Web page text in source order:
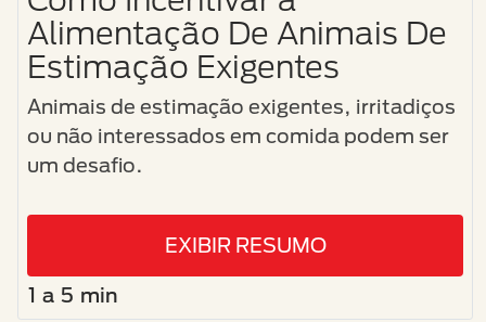
Alimentação De Animais De
Estimação Exigentes
Animais de estimação exigentes, irritadiços
ou não interessados em comida podem ser
um desafio.
EXIBIR RESUMO
1 a 5 min